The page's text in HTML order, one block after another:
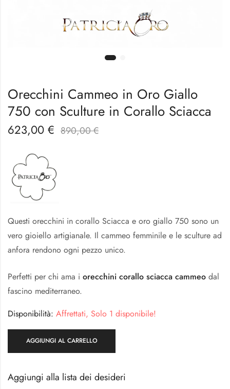
Orecchini Cammeo in Oro Giallo
750 con Sculture in Corallo Sciacca
623,00 € 890,00€
Questi orecchini in corallo Sciacca e oro giallo 750 sono un
vero gioiello artigianale. Il cammeo femminile e le sculture ad
anfora rendono ogni pezzo unico.
Perfetti per chi ama i orecchini corallo sciacca cammeo dal
fascino mediterraneo.
Disponibilità: Affrettati, Solo 1 disponibile!
AGGIUNGI AL CARRELLO
Aggiungi alla lista dei desideri